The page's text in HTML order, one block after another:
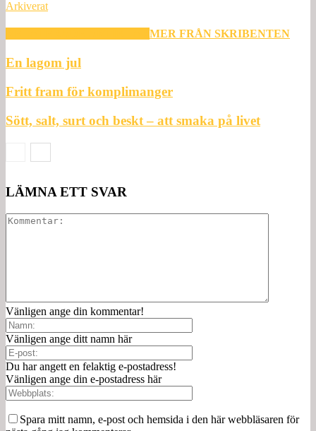
Arkiverat
MER FRÅN SKRIBENTEN
En lagom jul
Fritt fram för komplimanger
Sött, salt, surt och beskt – att smaka på livet
LÄMNA ETT SVAR
Vänligen ange din kommentar!
Vänligen ange ditt namn här
Du har angett en felaktig e-postadress!
Vänligen ange din e-postadress här
Spara mitt namn, e-post och hemsida i den här webbläsaren för